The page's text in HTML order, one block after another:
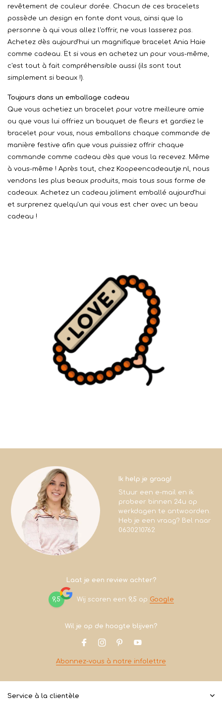
revêtement de couleur dorée. Chacun de ces bracelets
possède un design en fonte dont vous, ainsi que la
personne à qui vous allez l'offrir, ne vous lasserez pas.
Achetez dès aujourd'hui un magnifique bracelet Ania Haie
comme cadeau. Et si vous en achetez un pour vous-même,
c'est tout à fait compréhensible aussi (ils sont tout
simplement si beaux !).
Toujours dans un emballage cadeau
Que vous achetiez un bracelet pour votre meilleure amie
ou que vous lui offriez un bouquet de fleurs et gardiez le
bracelet pour vous, nous emballons chaque commande de
manière festive afin que vous puissiez offrir chaque
commande comme cadeau dès que vous la recevez. Même
à vous-même ! Après tout, chez Koopeencadeautje.nl, nous
vendons les plus beaux produits, mais tous sous forme de
cadeaux. Achetez un cadeau joliment emballé aujourd'hui
et surprenez quelqu'un qui vous est cher avec un beau
cadeau !
Ik help je graag!
Stuur een e-mail en ik
probeer binnen 24u op
werkdagen te antwoorden.
Heb je een vraag? Bel naar
0630210762
Laat je een review achter?
9,5 Wij scoren een 9,5 op Google
Wil je op de hoogte blijven?
Abonnez-vous à notre infolettre
Service à la clientèle